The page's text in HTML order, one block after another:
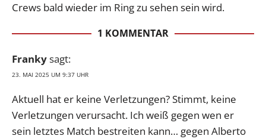
Crews bald wieder im Ring zu sehen sein wird.
1 KOMMENTAR
Frankysagt:
23. MAI 2025 UM 9:37 UHR
Aktuell hat er keine Verletzungen? Stimmt, keine
Verletzungen verursacht. Ich weiß gegen wen er
sein letztes Match bestreiten kann… gegen Alberto